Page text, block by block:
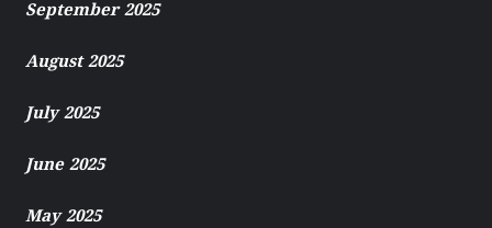
September 2025
August 2025
July 2025
June 2025
May 2025